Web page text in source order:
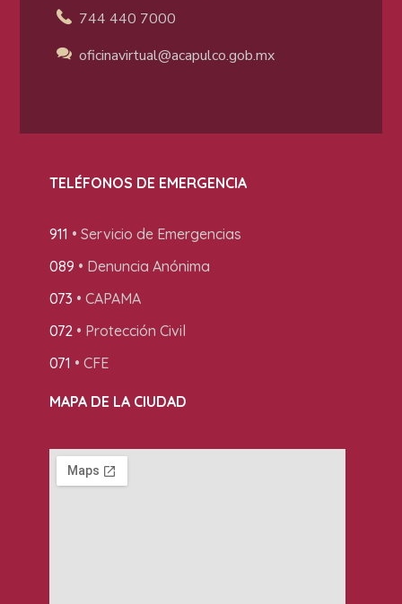
744 440 7000
oficinavirtual@acapulco.gob.mx
TELÉFONOS DE EMERGENCIA
911 • Servicio de Emergencias
089 • Denuncia Anónima
073 • CAPAMA
072 • Protección Civil
071 • CFE
MAPA DE LA CIUDAD